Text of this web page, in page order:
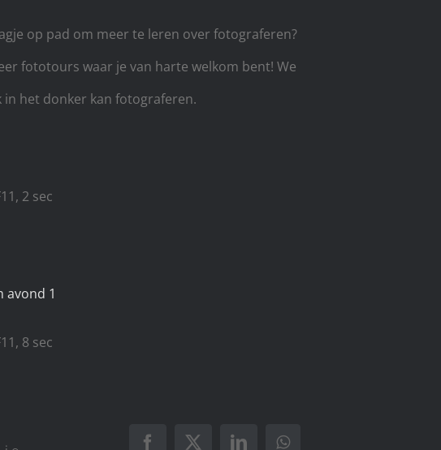
op pad om meer te leren over fotograferen?
fototours waar je van harte welkom bent! We
in het donker kan fotograferen.
2 sec
8 sec